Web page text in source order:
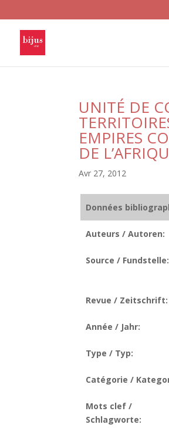
UNITÉ DE
EMPIRES
DE
Avr 27, 2012
Données
Auteurs / Autoren:
Source / Fundstelle:
Revue / Zeitschrift:
Année / Jahr:
Type / Typ:
Catégorie /
Mots clef /
Schlagworte: